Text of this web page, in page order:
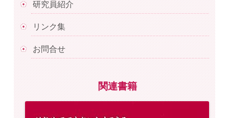
研究員紹介
リンク集
お問合せ
関連書籍